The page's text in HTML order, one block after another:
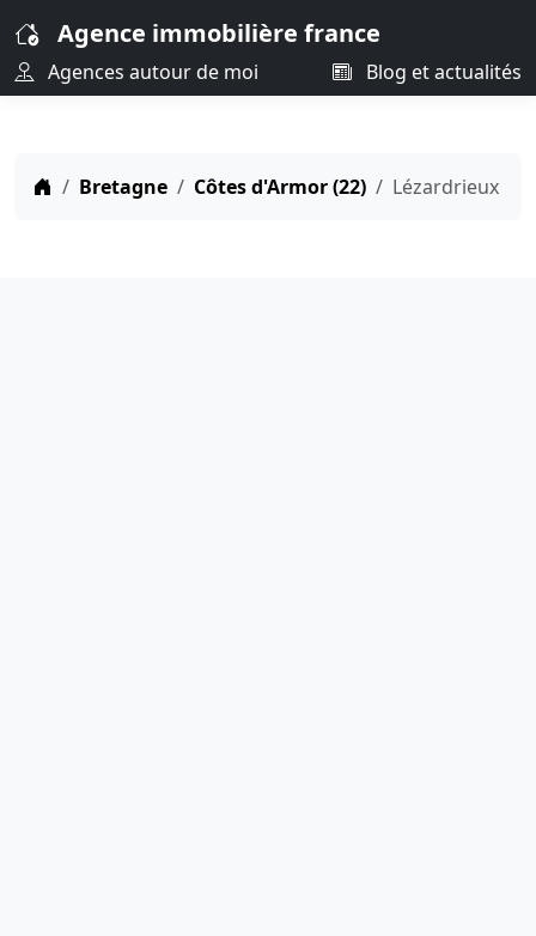
Agence immobilière france
Agences autour de moi Blog et actualités
Bretagne Côtes d'Armor (22) Lézardrieux